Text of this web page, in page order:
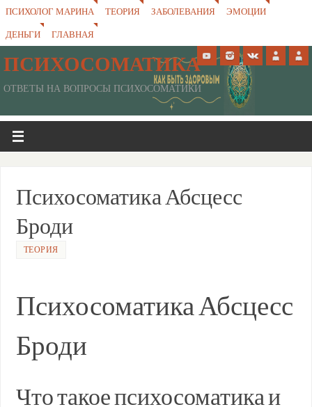
ПСИХОЛОГ МАРИНА ТЕОРИЯ ЗАБОЛЕВАНИЯ
ЭМОЦИИ
ДЕНЬГИ
ГЛАВНАЯ
ПСИХОСОМАТИКА
ОТВЕТЫ НА ВОПРОСЫ ПСИХОСОМАТИКИ
Психосоматика Абсцесс
Броди
ТЕОРИЯ
Психосоматика Абсцесс
Броди
Что такое психосоматика и